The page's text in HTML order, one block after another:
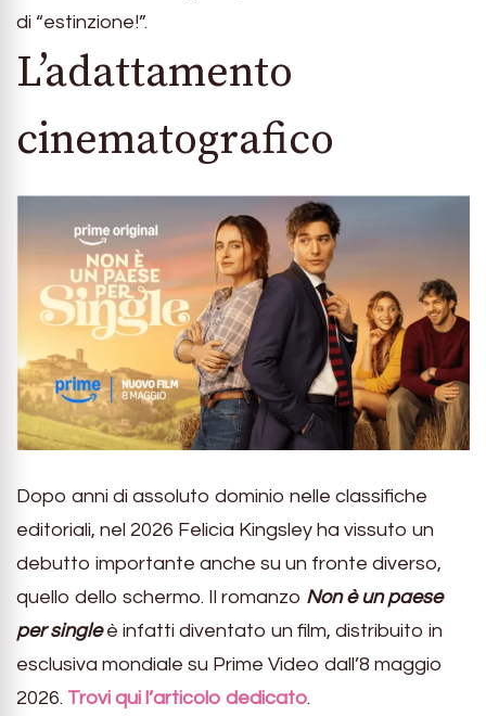
di “estinzione!”.
L’adattamento
cinematografico
Dopo anni di assoluto dominio nelle classifiche
editoriali, nel 2026 Felicia Kingsley ha vissuto un
debutto importante anche su un fronte diverso,
quello dello schermo. Il romanzo Non è un paese
per singleè infatti diventato un film, distribuito in
esclusiva mondiale su Prime Video dall’8 maggio
2026. Trovi qui l’articolo dedicato.